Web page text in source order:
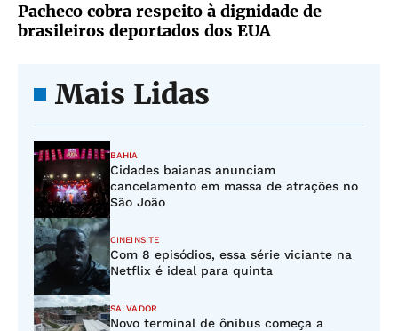
Pacheco cobra respeito à dignidade de
brasileiros deportados dos EUA
Mais Lidas
BAHIA
Cidades baianas anunciam
cancelamento em massa de atrações no
São João
CINEINSITE
Com 8 episódios, essa série viciante na
Netflix é ideal para quinta
SALVADOR
Novo terminal de ônibus começa a